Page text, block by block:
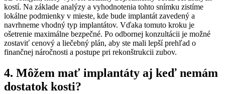
kostí. Na základe analýzy a vyhodnotenia tohto snímku zistíme
lokálne podmienky v mieste, kde bude implantát zavedený a
navrhneme vhodný typ implantátov. Vďaka tomuto kroku je
ošetrenie maximálne bezpečné. Po odbornej konzultácii je možné
zostaviť cenový a liečebný plán, aby ste mali lepší prehľad o
finančnej náročnosti a postupe pri rekonštrukcii zubov.
4. Môžem mať implantáty aj keď nemám
dostatok kosti?